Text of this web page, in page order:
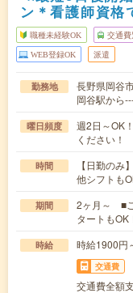
ン＊看護師資格
職種未経験OK 交通費
WEB登録OK 派遣
勤務地
長野県岡谷
岡谷駅から
曜日頻度
週2日～OK
ください！
時間
【日勤の
他シフトも
期間
2ヶ月～ ■
タートもOK
時給 時給1900
交通費
交通費全額